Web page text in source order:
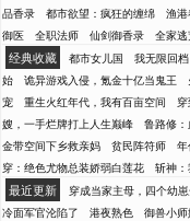
品香录
都市欲望：疯狂的缠绵 渔港
御医
全职法师 仙剑御香录 全家
经典收藏 都市女儿国 我无限回
始
诡异游戏入侵，氪金十亿当鬼王
宠
重生火红年代，我有百亩空间
嫂，一手烂牌打上人生巅峰
鲁路修
金带空间下乡救亲妈
贫民阵符师 年
穿：绝色尤物总装娇弱白莲花
斩神
最近更新 穿成当家主母，四个幼
冷面军官沦陷了
港夜熟色 御兽小